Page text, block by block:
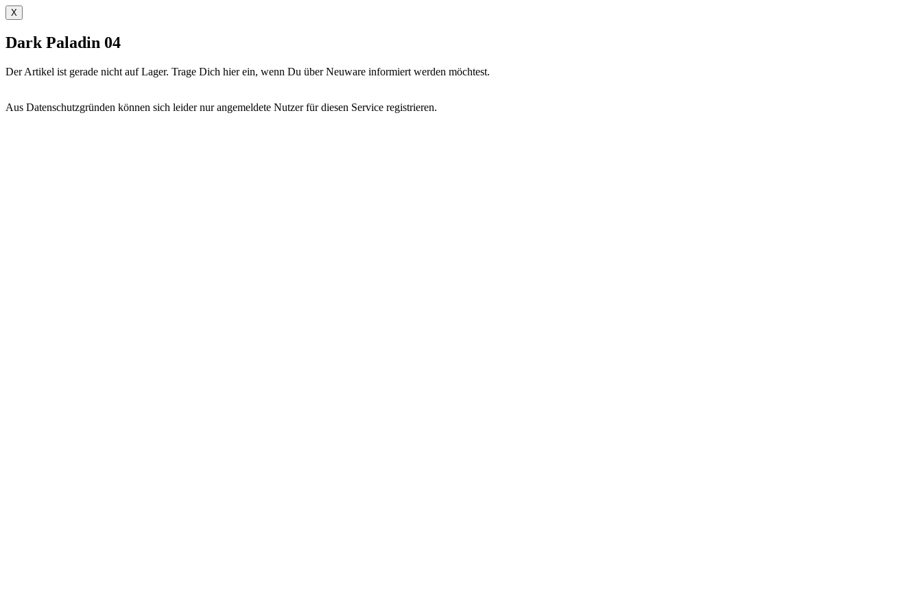
X
Dark Paladin 04
Der Artikel ist gerade nicht auf Lager. Trage Dich hier ein, wenn Du über Neuware informiert werden möchtest.
Aus Datenschutzgründen können sich leider nur angemeldete Nutzer für diesen Service registrieren.